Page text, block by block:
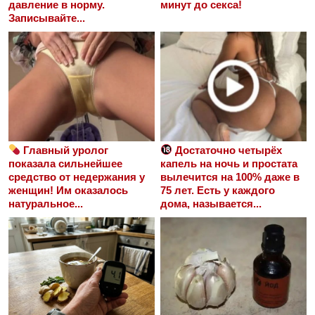
давление в норму.
Записывайте...
минут до секса!
Главный уролог
показала сильнейшее
средство от недержания у
женщин! Им оказалось
натуральное...
Достаточно четырёх
капель на ночь и простата
вылечится на 100% даже в
75 лет. Есть у каждого
дома, называется...